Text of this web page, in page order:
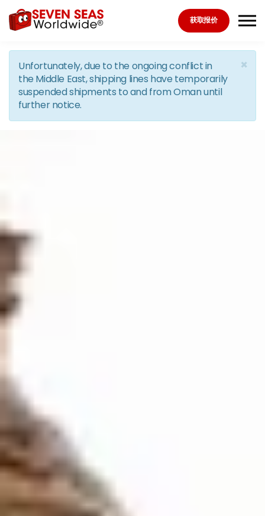
Skip to the content
获取报价
×
Unfortunately, due to the ongoing conflict in
the Middle East, shipping lines have temporarily
suspended shipments to and from Oman until
further notice.